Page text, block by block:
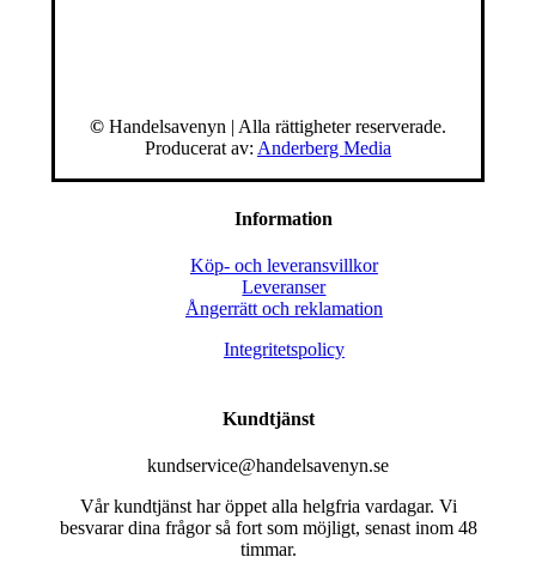
© Handelsavenyn | Alla rättigheter reserverade.
Producerat av: Anderberg Media
Information
Köp- och leveransvillkor
Leveranser
Ångerrätt och reklamation
Integritetspolicy
Kundtjänst
kundservice@handelsavenyn.se
Vår kundtjänst har öppet alla helgfria vardagar. Vi
besvarar dina frågor så fort som möjligt, senast inom 48
timmar.